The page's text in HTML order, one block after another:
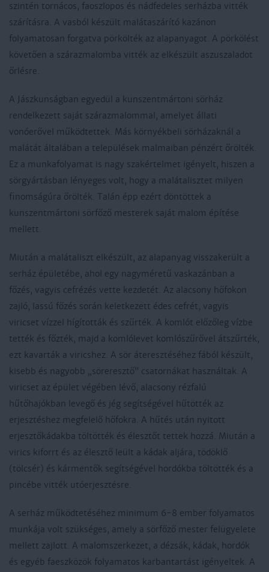
szintén tornácos, faoszlopos és nádfedeles serházba vitték
szárításra. A vasból készült malátaszárító kazánon
folyamatosan forgatva pörkölték az alapanyagot. A pörkölést
követően a szárazmalomba vitték az elkészült aszuszaladot
őrlésre.
A Jászkunságban egyedül a kunszentmártoni sörház
rendelkezett saját szárazmalommal, amelyet állati
vonóerővel működtettek. Más környékbeli sörházaknál a
malátát általában a települések malmaiban pénzért őrölték.
Ez a munkafolyamat is nagy szakértelmet igényelt, hiszen a
sörgyártásban lényeges volt, hogy a malátalisztet milyen
finomságúra őrölték. Talán épp ezért döntöttek a
kunszentmártoni sörfőző mesterek saját malom építése
mellett.
Miután a malátaliszt elkészült, az alapanyag visszakerült a
serház épületébe, ahol egy nagyméretű vaskazánban a
főzés, vagyis cefrézés vette kezdetét. Az alacsony hőfokon
zajló, lassú főzés során keletkezett édes cefrét, vagyis
viricset vízzel hígították és szűrték. A komlót előzőleg vízbe
tették és főzték, majd a komlólevet komlószűrővel átszűrték,
ezt kavarták a viricshez. A sör áteresztéséhez fából készült,
kisebb és nagyobb „söreresztő” csatornákat használtak. A
viricset az épület végében lévő, alacsony rézfalú
hűtőhajókban levegő és jég segítségével hűtötték az
erjesztéshez megfelelő hőfokra. A hűtés után nyitott
erjesztőkádakba töltötték és élesztőt tettek hozzá. Miután a
virics kiforrt és az élesztő leült a kádak aljára, tödöklő
(tölcsér) és kármentők segítségével hordókba töltötték és a
pincébe vitték utóerjesztésre.
A serház működtetéséhez minimum 6-8 ember folyamatos
munkája volt szükséges, amely a sörfőző mester felügyelete
mellett zajlott. A malomszerkezet, a dézsák, kádak, hordók
és egyéb faeszközök folyamatos karbantartást igényeltek. A